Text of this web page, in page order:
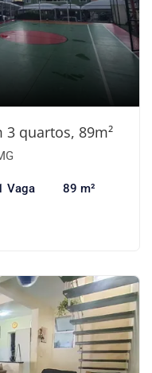
quartos, 89m²
Vaga 89 m²